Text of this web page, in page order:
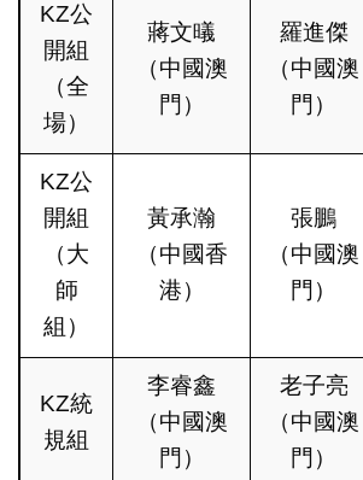
KZ公
開組
（全
場）
蔣文㬢
（中國澳
門）
羅進傑
（中國澳
門）
KZ公
開組
（大
師
組）
黃承瀚
（中國香
港）
張鵬
（中國澳
門）
KZ統
規組
李睿鑫
（中國澳
門）
老子亮
（中國澳
門）